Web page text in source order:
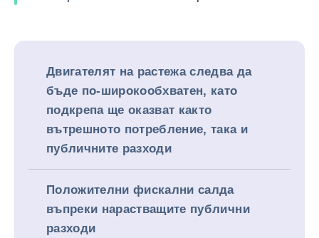
Двигателят на растежа следва да
бъде по-широкообхватен, като
подкрепа ще оказват както
вътрешното потребление, така и
публичните разходи
Положителни фискални салда
въпреки нарастващите публични
разходи